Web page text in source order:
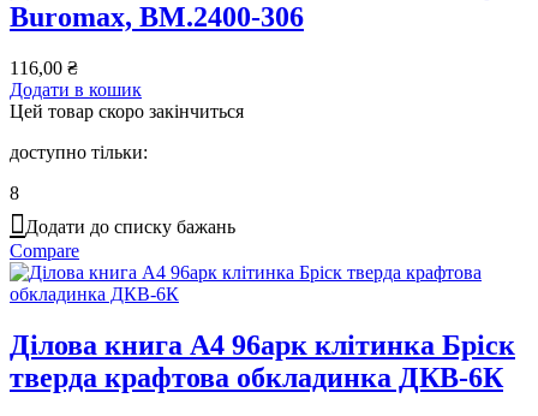
Buromax, BM.2400-306
116,00 ₴
Додати в кошик
Цей товар скоро закінчиться
доступно тільки:
8
Додати до списку бажань
Compare
Ділова книга А4 96арк клітинка Бріск
тверда крафтова обкладинка ДКВ-6К